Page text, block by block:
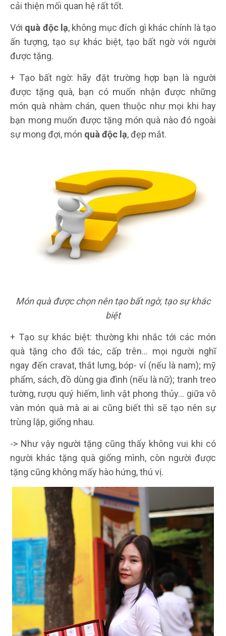
cải thiện mối quan hệ rất tốt.
Với quà độc lạ, không mục đích gì khác chính là tạo
ấn tượng, tạo sự khác biệt, tạo bất ngờ với người
được tặng.
+ Tạo bất ngờ: hãy đặt trường hợp bạn là người
được tặng quà, bạn có muốn nhận được những
món quà nhàm chán, quen thuộc như mọi khi hay
bạn mong muốn được tặng món quà nào đó ngoài
sự mong đợi, món quà độc lạ, đẹp mắt.
Món quà được chọn nên tạo bất ngờ, tạo sự khác
biệt
+ Tạo sự khác biệt: thường khi nhắc tới các món
quà tặng cho đối tác, cấp trên… mọi người nghĩ
ngay đến cravat, thắt lưng, bóp- ví (nếu là nam); mỹ
phẩm, sách, đồ dùng gia đình (nếu là nữ); tranh treo
tường, rượu quý hiếm, linh vật phong thủy… giữa vô
vàn món quà mà ai ai cũng biết thì sẽ tạo nên sự
trùng lặp, giống nhau.
-> Như vậy người tặng cũng thấy không vui khi có
người khác tặng quà giống mình, còn người được
tặng cũng không mấy hào hứng, thú vị.